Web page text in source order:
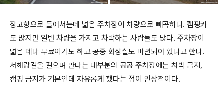
장고항으로 들어서는데 넓은 주차장이 차량으로 빼곡하다. 캠핑카
도 많지만 일반 차량을 가지고 차박하는 사람들도 많다. 주차장이
넓은 데다 무료이기도 하고 공중 화장실도 마련되어 있다고 한다.
서해랑길을 걸으며 만나는 대부분의 공공 주차장에는 차박 금지,
캠핑 금지가 기본인데 자유롭게 했다는 점이 인상적이다.